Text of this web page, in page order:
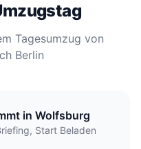
Tagesumzug von
Berlin
in Wolfsburg
Start Beladen